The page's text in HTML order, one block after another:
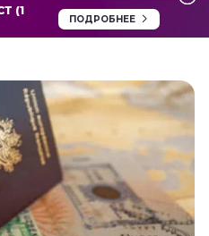
(1
ПОДРОБНЕЕ